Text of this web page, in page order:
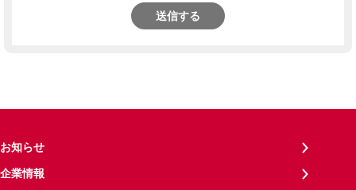
送信する
お知らせ
企業情報